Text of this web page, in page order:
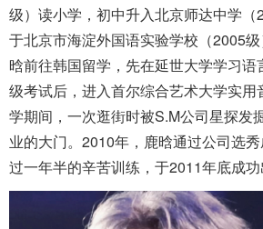
级）读小学，初中升入北京师达中学
于北京市海淀外国语实验学校（2005
晗前往韩国留学，先在延世大学学习
级考试后，进入首尔综合艺术大学实用
学期间，一次逛街时被S.M公司星探发
业的大门。2010年，鹿晗通过公司选
过一年半的辛苦训练，于2011年底成功